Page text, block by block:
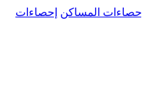
إحصاءات المساكن إحصاءات